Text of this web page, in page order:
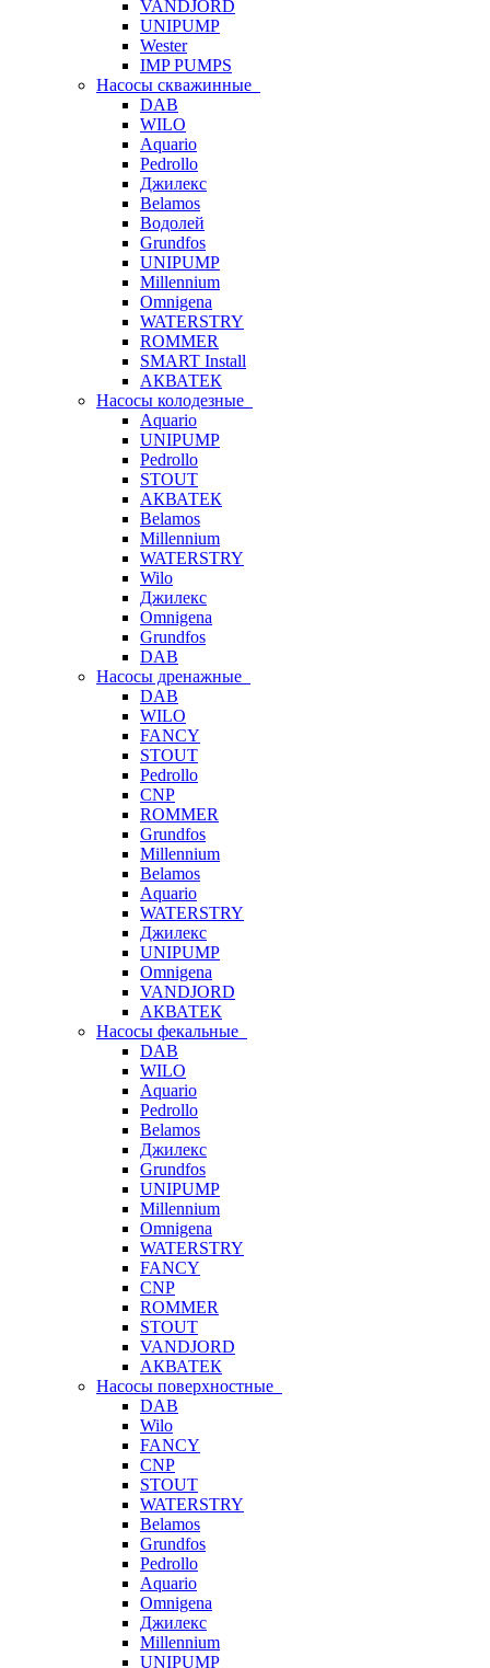
VANDJORD
UNIPUMP
Wester
IMP PUMPS
Насосы скважинные
DAB
WILO
Aquario
Pedrollo
Джилекс
Belamos
Водолей
Grundfos
UNIPUMP
Millennium
Omnigena
WATERSTRY
ROMMER
SMART Install
АКВАТЕК
Насосы колодезные
Aquario
UNIPUMP
Pedrollo
STOUT
АКВАТЕК
Belamos
Millennium
WATERSTRY
Wilo
Джилекс
Omnigena
Grundfos
DAB
Насосы дренажные
DAB
WILO
FANCY
STOUT
Pedrollo
CNP
ROMMER
Grundfos
Millennium
Belamos
Aquario
WATERSTRY
Джилекс
UNIPUMP
Omnigena
VANDJORD
АКВАТЕК
Насосы фекальные
DAB
WILO
Aquario
Pedrollo
Belamos
Джилекс
Grundfos
UNIPUMP
Millennium
Omnigena
WATERSTRY
FANCY
CNP
ROMMER
STOUT
VANDJORD
АКВАТЕК
Насосы поверхностные
DAB
Wilo
FANCY
CNP
STOUT
WATERSTRY
Belamos
Grundfos
Pedrollo
Aquario
Omnigena
Джилекс
Millennium
UNIPUMP